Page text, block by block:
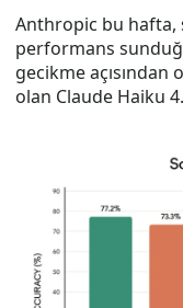
Anthropic bu hafta,
performans
gecikme
olan Claude Haiku